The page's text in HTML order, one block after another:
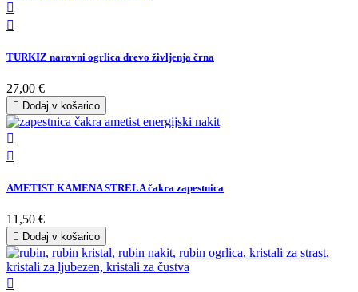


TURKIZ naravni ogrlica drevo življenja črna
27,00 €
 Dodaj v košarico


AMETIST KAMENA STRELA čakra zapestnica
11,50 €
 Dodaj v košarico
